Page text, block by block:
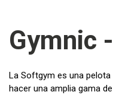
Gymnic
La Softgym es una
hacer una amplia gama